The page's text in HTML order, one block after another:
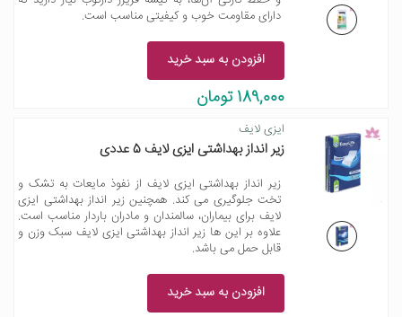
دارای مقاومت خوب و کیفیتی مناسب است.
افزودن به سبد خرید
189,000 تومان
ایزی لایف
زیر انداز بهداشتی ایزی لایف 5 عددی
زیر انداز بهداشتی ایزی لایف از نفوذ مایعات به تشک و
تخت جلوگیری می کند. همچنین زیر انداز بهداشتی ایزی
لایف برای بیماران، سالمندان و مادران باردار مناسب است.
علاوه بر این ها زیر انداز بهداشتی ایزی لایف سبک وزن و
قابل حمل می باشد.
افزودن به سبد خرید